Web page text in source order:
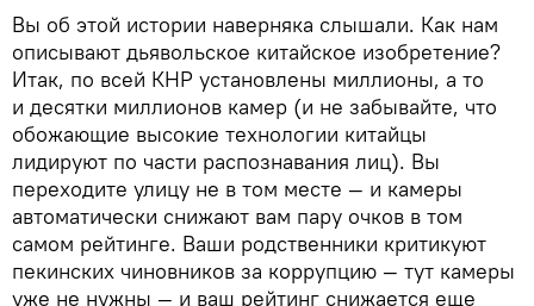
Вы об этой истории наверняка слышали. Как нам
описывают дьявольское китайское изобретение?
Итак, по всей КНР установлены миллионы, а то
и десятки миллионов камер (и не забывайте, что
обожающие высокие технологии китайцы
лидируют по части распознавания лиц). Вы
переходите улицу не в том месте — и камеры
автоматически снижают вам пару очков в том
самом рейтинге. Ваши родственники критикуют
пекинских чиновников за коррупцию — тут камеры
уже не нужны — и ваш рейтинг снижается еще